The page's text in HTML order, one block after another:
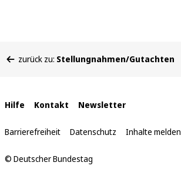
befinden
zurück zu: Stellungnahmen/Gutachten
Interne
Links
Hilfe Kontakt Newsletter
Barrierefreiheit Datenschutz Inhalte melden
© Deutscher Bundestag